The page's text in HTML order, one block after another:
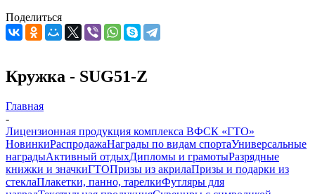
Поделиться
Кружка - SUG51-Z
Главная
-
Лицензионная продукция комплекса ВФСК «ГТО»
НовинкиРаспродажаНаграды по видам спортаУниверсальные
наградыАктивный отдыхДипломы и грамотыРазрядные
книжки и значкиГТОПризы из акрилаПризы и подарки из
стеклаПлакетки, панно, тарелкиФутляры для